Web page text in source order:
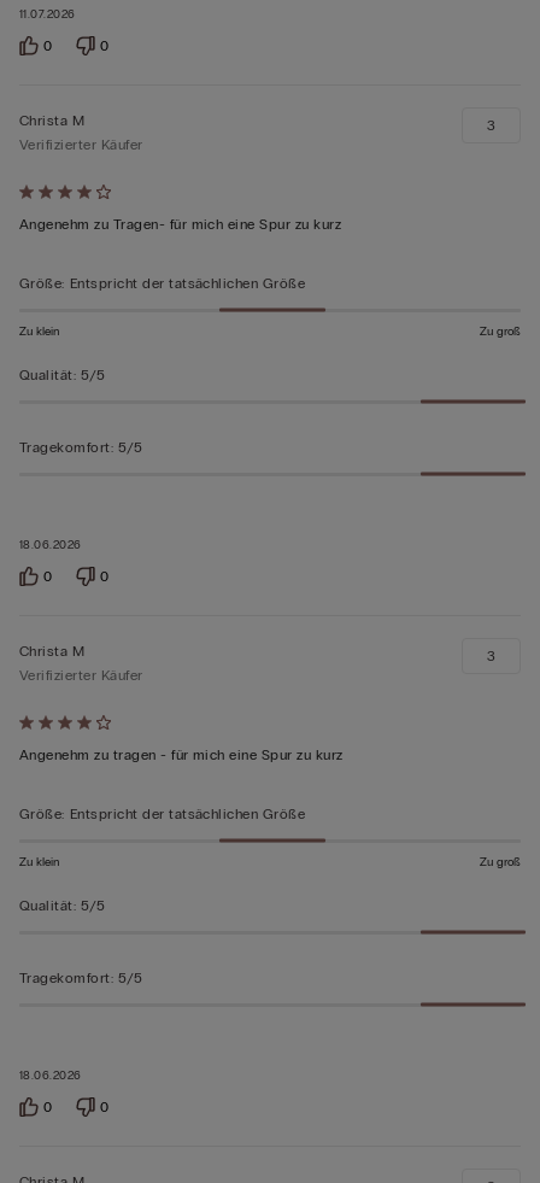
11.07.2026
0 0
Mit
4
5
18.06.2026
Christa M
Verifizierter Käufer
Angenehm zu Tragen- für mich eine Spur zu kurz
3
Größe: Entspricht der tatsächlichen Größe
Zu klein Zu groß
Qualität: 5/5
Tragekomfort: 5/5
0 0
Mit
4
5
18.06.2026
Christa M
Verifizierter Käufer
Angenehm zu tragen - für mich eine Spur zu kurz
3
Größe: Entspricht der tatsächlichen Größe
Zu klein Zu groß
Qualität: 5/5
Tragekomfort: 5/5
0 0